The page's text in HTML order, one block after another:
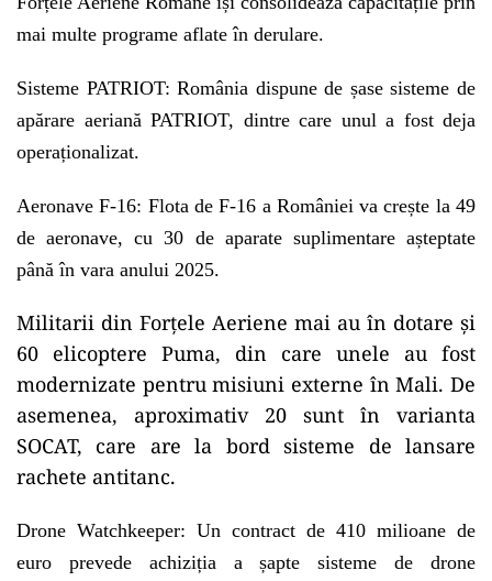
mai multe programe aflate în derulare.
Sisteme PATRIOT: România dispune de șase sisteme de
apărare aeriană PATRIOT, dintre care unul a fost deja
operaționalizat.
Aeronave F-16: Flota de F-16 a României va crește la 49
de aeronave, cu 30 de aparate suplimentare așteptate
până în vara anului 2025.
Militarii din Forţele Aeriene mai au în dotare şi
60 elicoptere Puma, din care unele au fost
modernizate pentru misiuni externe în Mali. De
asemenea, aproximativ 20 sunt în varianta
SOCAT, care are la bord sisteme de lansare
rachete antitanc.
Drone Watchkeeper: Un contract de 410 milioane de
euro prevede achiziția a șapte sisteme de drone